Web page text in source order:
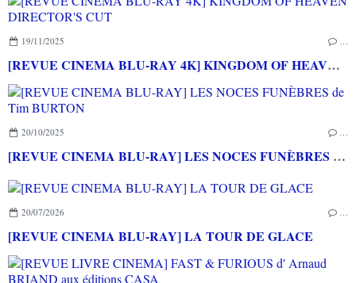
19/11/2025 …
[REVUE CINEMA BLU-RAY 4K] KINGDOM OF HEAVEN DIRECTOR'S CUT
20/10/2025 …
[REVUE CINEMA BLU-RAY] LES NOCES FUNÈBRES de Tim BURTON
20/07/2026 …
[REVUE CINEMA BLU-RAY] LA TOUR DE GLACE